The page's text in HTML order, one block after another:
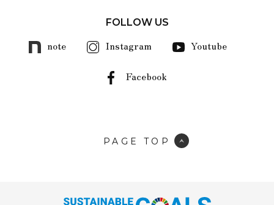
FOLLOW US
note Instagram Youtube
Facebook
PAGE TOP